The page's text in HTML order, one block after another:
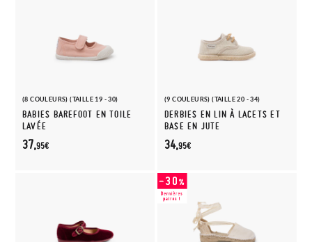
(8 COULEURS) (TAILLE 19 - 30)
BABIES BAREFOOT EN TOILE
LAVÉE
37,95€
(9 COULEURS) (TAILLE 20 - 34)
DERBIES EN LIN À LACETS ET
BASE EN JUTE
34,95€